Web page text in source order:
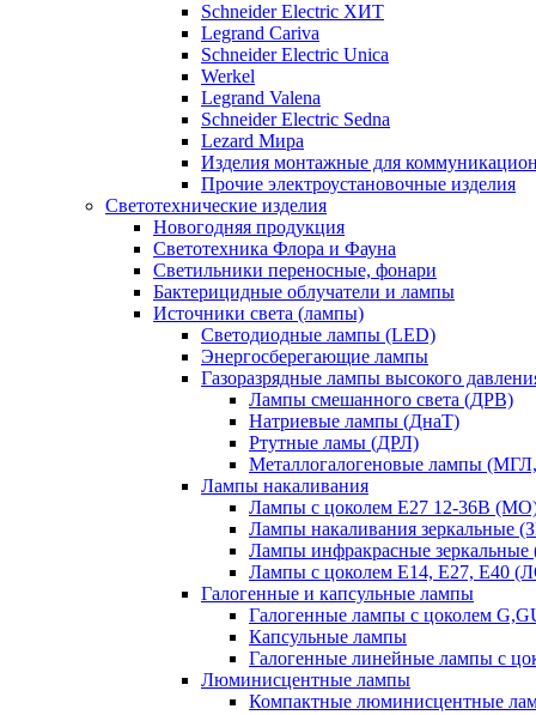
Schneider Electric ХИТ
Legrand Cariva
Schneider Electric Unica
Werkel
Legrand Valena
Schneider Electric Sedna
Lezard Мира
Изделия монтажные для
Прочие электроустановочные изделия
Светотехнические изделия
Новогодняя продукция
Светотехника Флора и Фауна
Светильники переносные, фонари
Бактерицидные облучатели и лампы
Источники света (лампы)
Светодиодные лампы (LED)
Энергосберегающие лампы
Газоразрядные лампы высокого
Лампы смешанного света (ДРВ)
Натриевые лампы (ДнаТ)
Ртутные ламы (ДРЛ)
Металлогалогеновые лампы
Лампы накаливания
Лампы с цоколем Е27 12-36В
Лампы накаливания зеркальные
Лампы инфракрасные
Лампы с цоколем Е14, Е27, Е40
Галогенные и капсульные лампы
Галогенные лампы с цоколем
Капсульные лампы
Галогенные линейные лампы с
Люминисцентные лампы
Компактные люминисцентные